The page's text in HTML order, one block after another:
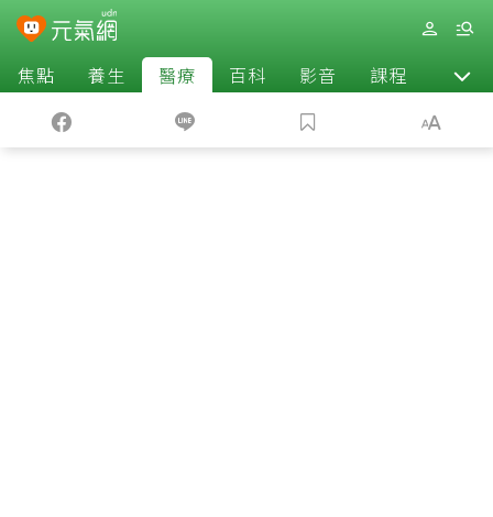
焦點 養生 醫療 百科 影音 課程 退休